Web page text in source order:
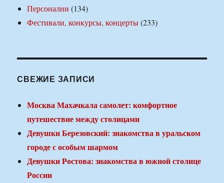
Персоналии (134)
Фестивали, конкурсы, концерты(233)
СВЕЖИЕ ЗАПИСИ
Москва Махачкала самолет: комфортное
путешествие между столицами
Девушки Березовский: знакомства в уральском
городе с особым шармом
Девушки Ростова: знакомства в южной столице
России